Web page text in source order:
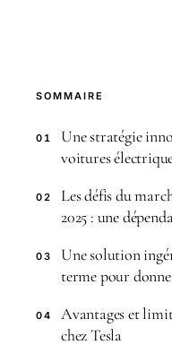
SOMMAIRE
01
Une stratégie
voitures
02
Les défis du
2025 : une
03
Une solution
terme pour
04
Avantages et
chez Tesla